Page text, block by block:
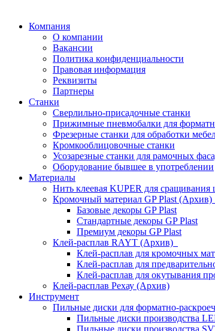
Компания
О компании
Вакансии
Политика конфиденциальности
Правовая информация
Реквизиты
Партнеры
Станки
Сверлильно-присадочные станки
Прижимные пневмобалки для
Фрезерные станки для обработки
Кромкооблицовочные станки
Усозарезные станки для рамочных
Оборудование бывшее в употреблении
Материалы
Нить клеевая KUPER для сращивания
Кромочный материал GP Plast (Архив)
Базовые декоры GP Plast
Стандартные декоры GP Plast
Премиум декоры GP Plast
Клей-расплав RAYT (Архив)
Клей-расплав для кромочных
Клей-расплав для
Клей-расплав для окутывания
Клей-расплав Рехау (Архив)
Инструмент
Пильные диски для форматно-
Пильные диски производства
Пильные диски производства